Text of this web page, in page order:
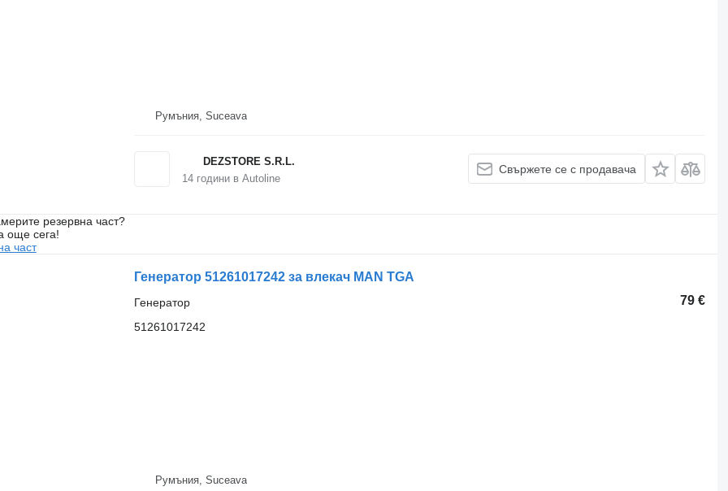
Румъния, Suceava
DEZSTORE S.R.L.
14години в Autoline
Свържете се с продавача
резервна част?
още сега!
част
Генератор 51261017242 за влекач MAN TGA
79 €
Генератор
51261017242
Румъния, Suceava